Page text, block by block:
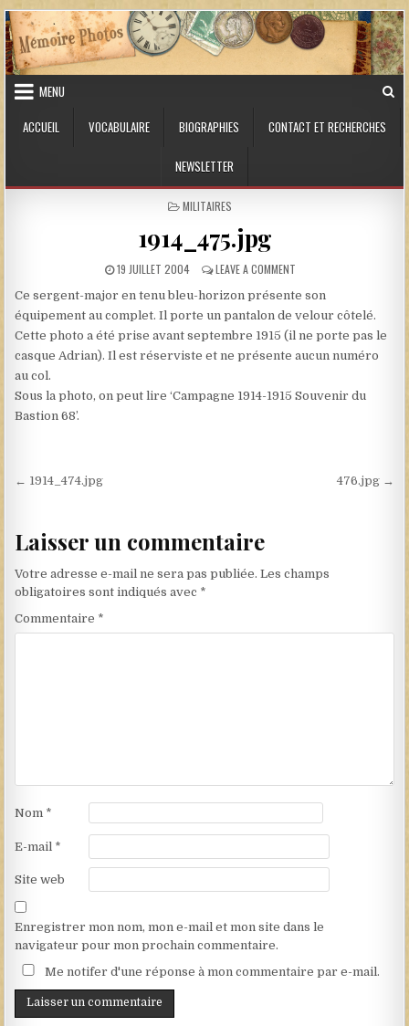
Skip to content
MENU
ACCUEIL
VOCABULAIRE BIOGRAPHIES CONTACT ET RECHERCHES
NEWSLETTER
POSTED IN
MILITAIRES
1914_475.jpg
PUBLISHED DATE:
19 JUILLET 2004 LEAVE A COMMENTON 1914_475.JPG
Ce sergent-major en tenu bleu-horizon présente son
équipement au complet. Il porte un pantalon de velour côtelé.
Cette photo a été prise avant septembre 1915 (il ne porte pas le
casque Adrian). Il est réserviste et ne présente aucun numéro
au col.
Sous la photo, on peut lire ‘Campagne 1914-1915 Souvenir du
Bastion 68’.
Navigation de l’article
← 1914_474.jpg 476.jpg →
Laisser un commentaire
Votre adresse e-mail ne sera pas publiée. Les champs
obligatoires sont indiqués avec *
Commentaire *
Nom *
E-mail *
Site web
Enregistrer mon nom, mon e-mail et mon site dans le
navigateur pour mon prochain commentaire.
Me notifer d'une réponse à mon commentaire par e-mail.